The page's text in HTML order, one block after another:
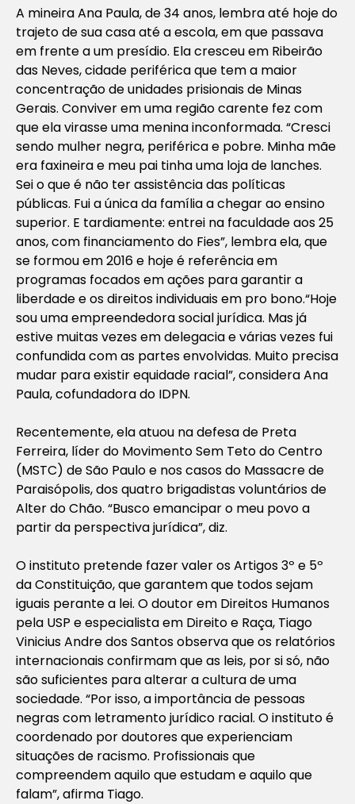
A mineira Ana Paula, de 34 anos, lembra até hoje do
trajeto de sua casa até a escola, em que passava
em frente a um presídio. Ela cresceu em Ribeirão
das Neves, cidade periférica que tem a maior
concentração de unidades prisionais de Minas
Gerais. Conviver em uma região carente fez com
que ela virasse uma menina inconformada. “Cresci
sendo mulher negra, periférica e pobre. Minha mãe
era faxineira e meu pai tinha uma loja de lanches.
Sei o que é não ter assistência das políticas
públicas. Fui a única da família a chegar ao ensino
superior. E tardiamente: entrei na faculdade aos 25
anos, com financiamento do Fies”, lembra ela, que
se formou em 2016 e hoje é referência em
programas focados em ações para garantir a
liberdade e os direitos individuais em pro bono.“Hoje
sou uma empreendedora social jurídica. Mas já
estive muitas vezes em delegacia e várias vezes fui
confundida com as partes envolvidas. Muito precisa
mudar para existir equidade racial”, considera Ana
Paula, cofundadora do IDPN.
Recentemente, ela atuou na defesa de Preta
Ferreira, líder do Movimento Sem Teto do Centro
(MSTC) de São Paulo e nos casos do Massacre de
Paraisópolis, dos quatro brigadistas voluntários de
Alter do Chão. “Busco emancipar o meu povo a
partir da perspectiva jurídica”, diz.
O instituto pretende fazer valer os Artigos 3º e 5º
da Constituição, que garantem que todos sejam
iguais perante a lei. O doutor em Direitos Humanos
pela USP e especialista em Direito e Raça, Tiago
Vinicius Andre dos Santos observa que os relatórios
internacionais confirmam que as leis, por si só, não
são suficientes para alterar a cultura de uma
sociedade. “Por isso, a importância de pessoas
negras com letramento jurídico racial. O instituto é
coordenado por doutores que experienciam
situações de racismo. Profissionais que
compreendem aquilo que estudam e aquilo que
falam”, afirma Tiago.